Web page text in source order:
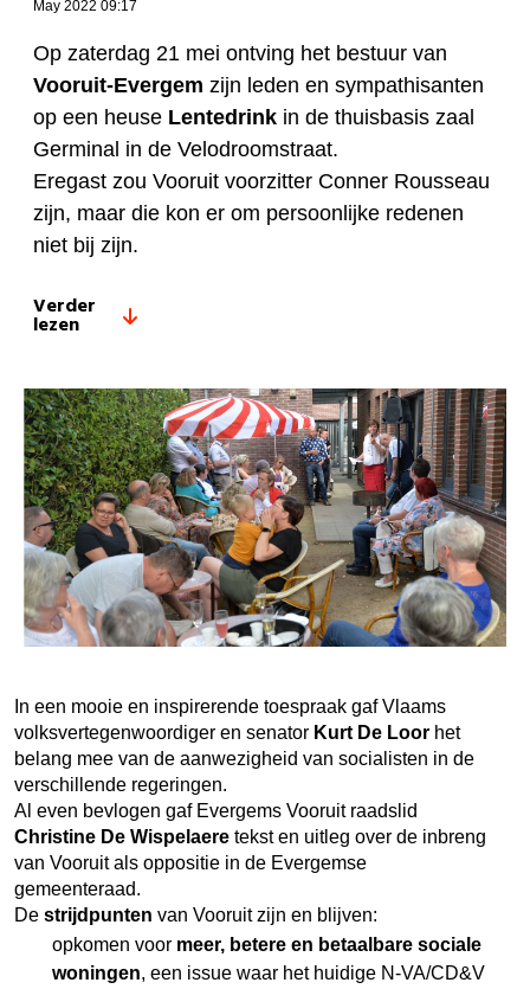
May 2022 09:17
Op zaterdag 21 mei ontving het bestuur van
Vooruit-Evergem zijn leden en sympathisanten
op een heuse Lentedrink in de thuisbasis zaal
Germinal in de Velodroomstraat.
Eregast zou Vooruit voorzitter Conner Rousseau
zijn, maar die kon er om persoonlijke redenen
niet bij zijn.
Verder
lezen
In een mooie en inspirerende toespraak gaf Vlaams
volksvertegenwoordiger en senator Kurt De Loor het
belang mee van de aanwezigheid van socialisten in de
verschillende regeringen.
Al even bevlogen gaf Evergems Vooruit raadslid
Christine De Wispelaere tekst en uitleg over de inbreng
van Vooruit als oppositie in de Evergemse
gemeenteraad.
De strijdpunten van Vooruit zijn en blijven:
opkomen voor meer, betere en betaalbare sociale
woningen, een issue waar het huidige N-VA/CD&V